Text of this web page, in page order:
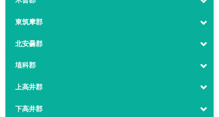
東筑摩郡
北安曇郡
埴科郡
上高井郡
下高井郡